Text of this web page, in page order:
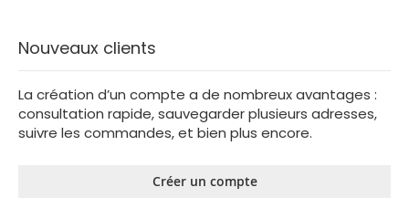
Nouveaux clients
La création d’un compte a de nombreux avantages :
consultation rapide, sauvegarder plusieurs adresses,
suivre les commandes, et bien plus encore.
Créer un compte